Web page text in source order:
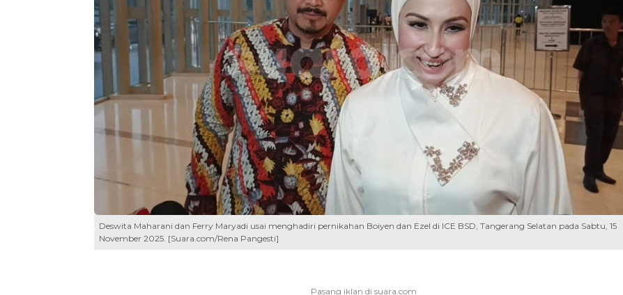
Deswita Maharani dan Ferry Maryadi usai menghadiri pernikahan Boiyen dan Ezel di ICE BSD, Tangerang Selatan pada Sabtu, 15
November 2025. [Suara.com/Rena Pangesti]